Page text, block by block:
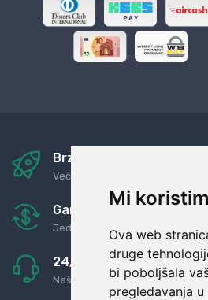
Mi
Ova web
druge
bi poboljšala
pregledavanja
Brza i sigurna dostava
Već za nekoliko dana kod vas
Garancija u povrat
Jednostavno pravilo: Roba za
24/7 odlična podrška
Naši agenti uvijek na